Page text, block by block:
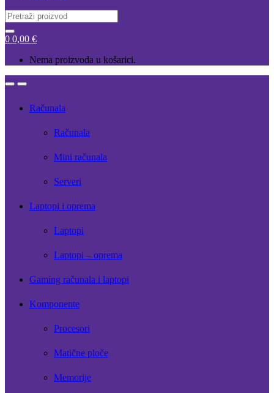
Search
for:
0 0,00 €
Nema proizvoda u košarici.
OpenClose
Računala
Računala
Mini računala
Serveri
Laptopi i oprema
Laptopi
Laptopi – oprema
Gaming računala i laptopi
Komponente
Procesori
Matične ploče
Memorije